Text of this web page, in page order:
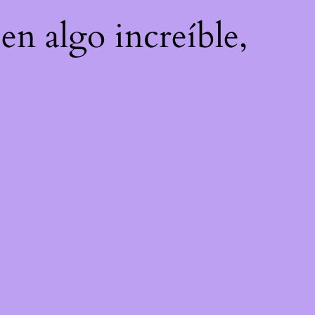
en algo increíble,